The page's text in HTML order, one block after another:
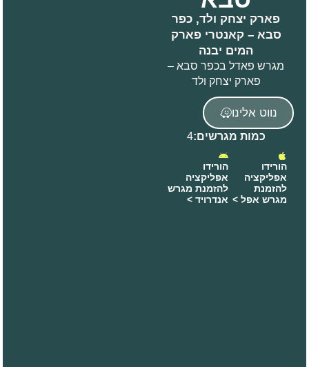
פארק יצחק ולד, כפר
סבא – קאנטרי פארק
המים יבנה
מגרש פאדל בכפר סבא –
פארק יצחק ולד
נווט אלינו
כמות מגרשים:4
הורידו
אפליקציה
להזמנת
מגרש אפל >
הורידו
אפליקציה
להזמנת מגרש
אנדרויד >